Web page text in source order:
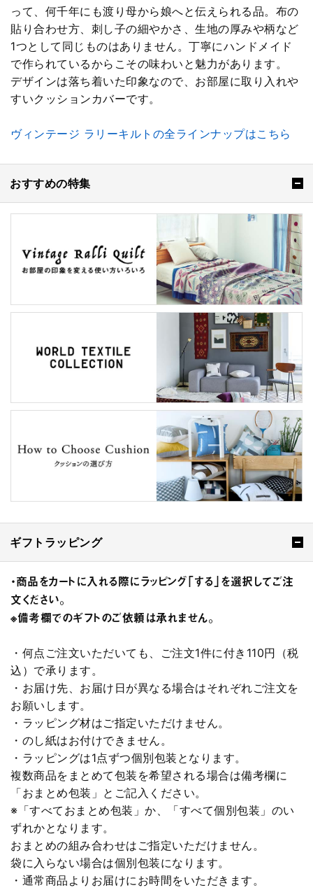
って、何千年にも渡り母から娘へと伝えられる品。布の
貼り合わせ方、刺し子の細やかさ、生地の厚みや柄など
1つとして同じものはありません。丁寧にハンドメイド
で作られているからこその味わいと魅力があります。
デザインは落ち着いた印象なので、お部屋に取り入れや
すいクッションカバーです。
ヴィンテージ ラリーキルトの全ラインナップはこちら
おすすめの特集
ギフトラッピング
・商品をカートに入れる際にラッピング「する」を選択してご注
文ください。
※備考欄でのギフトのご依頼は承れません。
・何点ご注文いただいても、ご注文1件に付き110円（税
込）で承ります。
・お届け先、お届け日が異なる場合はそれぞれご注文を
お願いします。
・ラッピング材はご指定いただけません。
・のし紙はお付けできません。
・ラッピングは1点ずつ個別包装となります。
複数商品をまとめて包装を希望される場合は備考欄に
「おまとめ包装」とご記入ください。
※「すべておまとめ包装」か、「すべて個別包装」のい
ずれかとなります。
おまとめの組み合わせはご指定いただけません。
袋に入らない場合は個別包装になります。
・通常商品よりお届けにお時間をいただきます。